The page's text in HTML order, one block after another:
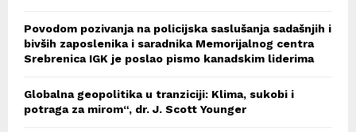
Povodom pozivanja na policijska saslušanja sadašnjih i
bivših zaposlenika i saradnika Memorijalnog centra
Srebrenica IGK je poslao pismo kanadskim liderima
Globalna geopolitika u tranziciji: Klima, sukobi i
potraga za mirom“, dr. J. Scott Younger